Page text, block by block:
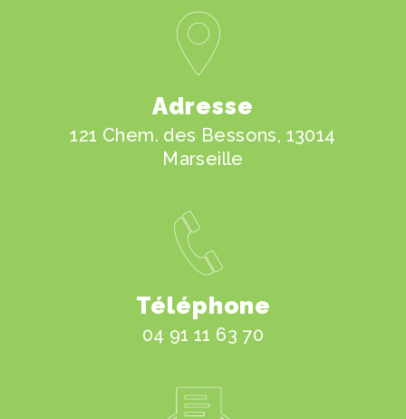
Adresse
121 Chem. des Bessons, 13014
Marseille
Téléphone
04 91 11 63 70